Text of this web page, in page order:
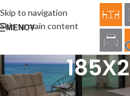
Skip to navigation
Skip to main content
ΜΕΝΟΎ
Αρχική σελίδα/Product Size/